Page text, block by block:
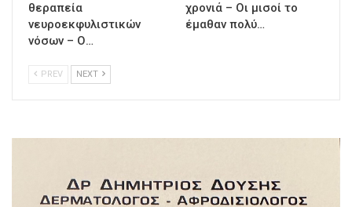
θεραπεία
νευροεκφυλιστικών
νόσων – Ο…
χρονιά – Οι μισοί το
έμαθαν πολύ…
PREV NEXT